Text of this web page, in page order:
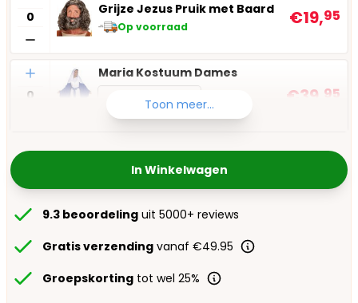
Grijze Jezus Pruik met Baard
Op voorraad €19,95
Aantal
Maria Kostuum Dames
Kies maat
Op voorraad
€39, 95
Toon meer...
In Winkelwagen
9.3 beoordeling uit 5000+ reviews
Gratis verzending vanaf €49.95
Groepskorting tot wel 25%